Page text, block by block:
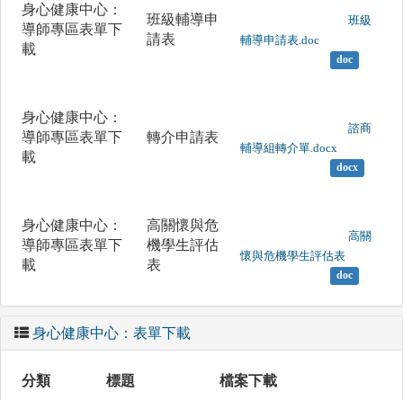
身心健康中心：
導師專區表單下
載
班級輔導申
請表
輔導申請表.doc
doc
身心健康中心：
導師專區表單下
載
轉介申請表
輔導組轉介單.docx
docx
身心健康中心：
導師專區表單下
載
高關懷與危
機學生評估
表
懷與危機學生評估表
doc
身心健康中心：表單下載
分類 標題 檔案下載